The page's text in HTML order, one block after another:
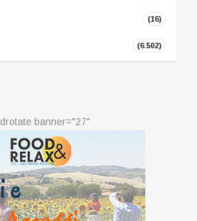
(16)
(6.502)
banner="27"